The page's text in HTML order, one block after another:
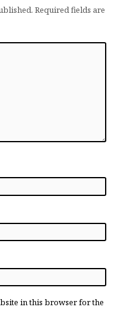
Required fields are
in this browser for the